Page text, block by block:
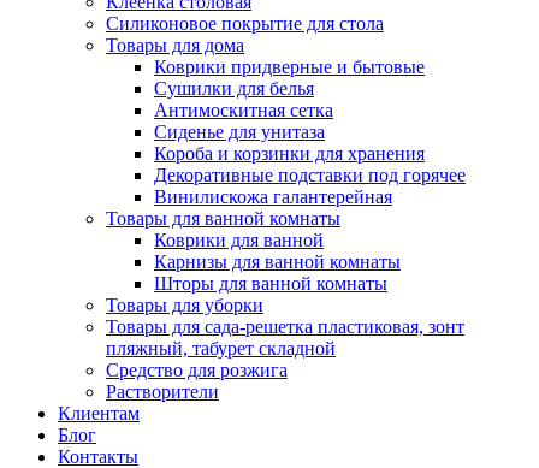
Силиконовое покрытие для стола
Товары для дома
Коврики придверные и бытовые
Сушилки для белья
Антимоскитная сетка
Сиденье для унитаза
Короба и корзинки для хранения
Декоративные подставки под горячее
Винилискожа галантерейная
Товары для ванной комнаты
Коврики для ванной
Карнизы для ванной комнаты
Шторы для ванной комнаты
Товары для уборки
Товары для сада-решетка пластиковая, зонт
пляжный, табурет складной
Средство для розжига
Растворители
Клиентам
Блог
Контакты